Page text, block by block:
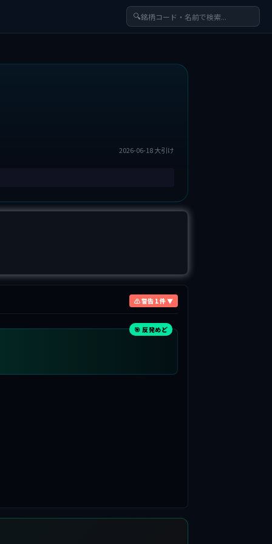
🔍
2026-06-18 大引け
⚠ 警告 1 件 ▼
🎯 反発めど